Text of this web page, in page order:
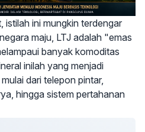
istilah ini mungkin terdengar
maju, LTJ adalah "emas
banyak komoditas
inilah yang menjadi
dari telepon pintar,
hingga sistem pertahanan